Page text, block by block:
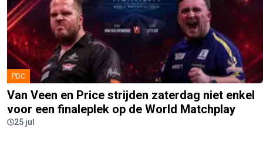
PDC
Van Veen en Price strijden zaterdag niet enkel
voor een finaleplek op de World Matchplay
25 jul